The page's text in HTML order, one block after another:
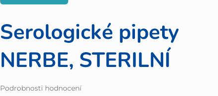
Serologické pipety
NERBE, STERILNÍ
Průměrné
Podrobnosti hodnocení